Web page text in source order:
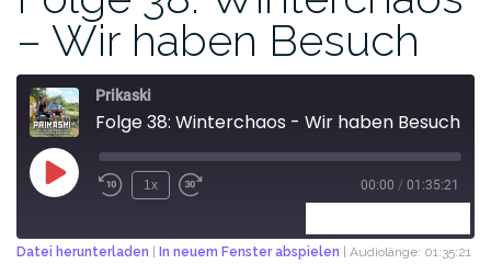
– Wir haben Besuch
Prikaski
Folge 38: Winterchaos - Wir haben Besuch
1x 00:00 / 01:35:21
Datei herunterladen In neuem Fenster abspielen
Audiolänge: 01:35:21